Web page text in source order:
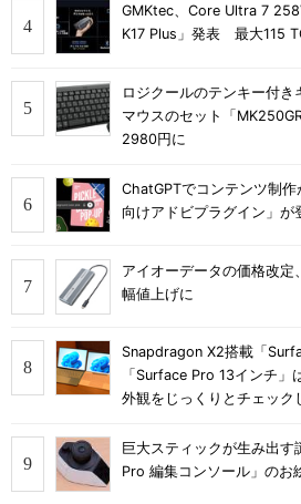
GMKtec、Core Ultra 7
K17 Plus」発表 最大115
ロジクールのテンキー付
マウスのセット「
2980円に
ChatGPTでコンテンツ制
向けアドビプラグイン」が
アイオーデータの価格改
幅値上げに
Snapdragon X2搭載「
「Surface Pro 13インチ
外観をじっくりとチェック
巨大スティックが生み出
Pro 編集コンソール」のお